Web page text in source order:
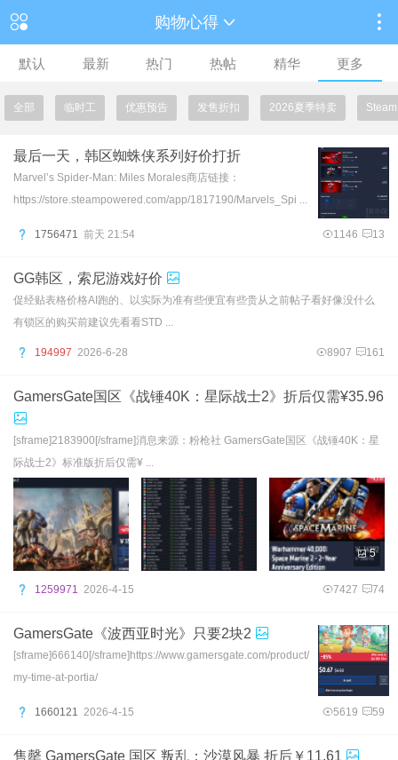
购物心得
默认 最新 热门 热帖 精华 更多
全部 临时工 优惠预告 发售折扣 2026夏季特卖
最后一天，韩区蜘蛛侠系列好价打折
Marvel’s Spider-Man: Miles Morales商店链接：
https://store.steampowered.com/app/1817190/Marvels_Spi ...
1756471 前天 21:54 1146 13
GG韩区，索尼游戏好价
促经贴表格价格AI跑的、以实际为准有些便宜有些贵从之前帖子看好像没什么
有锁区的购买前建议先看看STD ...
194997 2026-6-28 8907 161
GamersGate国区《战锤40K：星际战士2》折后仅需¥35.96
[sframe]2183900[/sframe]消息来源：粉枪社 GamersGate国区《战锤40K：星
际战士2》标准版折后仅需¥ ...
5
1259971 2026-4-15 7427 74
GamersGate《波西亚时光》只要2块2
[sframe]666140[/sframe]https://www.gamersgate.com/product/
my-time-at-portia/
1660121 2026-4-15 5619 59
售罄 GamersGate 国区 叛乱：沙漠风暴 折后￥11.61